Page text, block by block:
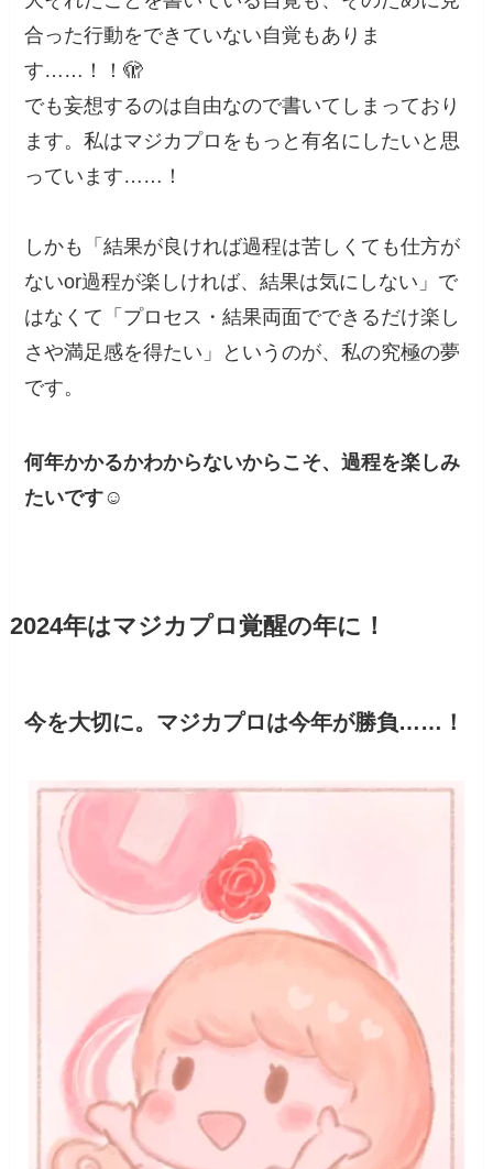
合った行動をできていない自覚もありま
す……！！🫣
でも妄想するのは自由なので書いてしまっており
ます。私はマジカプロをもっと有名にしたいと思
っています……！
しかも「結果が良ければ過程は苦しくても仕方が
ないor過程が楽しければ、結果は気にしない」で
はなくて「プロセス・結果両面でできるだけ楽し
さや満足感を得たい」というのが、私の究極の夢
です。
何年かかるかわからないからこそ、過程を楽しみ
たいです☺️
2024年はマジカプロ覚醒の年に！
今を大切に。マジカプロは今年が勝負……！